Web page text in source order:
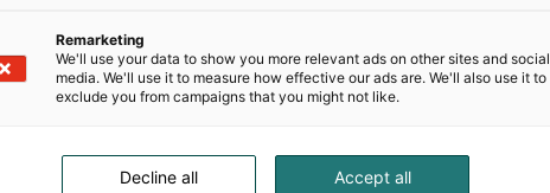
suomalaisena body paintingin
opettamassa vartalomaalausta ja
taidemuotoon livenä. Mutta kisat ovat
painting kerää ja vangitsee katseita
messuilla tai promootioissa,
Remarketing
We'll use your data to show you more relevant ads on other sites and social
media. We'll use it to measure how effective our ads are. We'll also use it to
exclude you from campaigns that you might not like.
Accept all
Decline all